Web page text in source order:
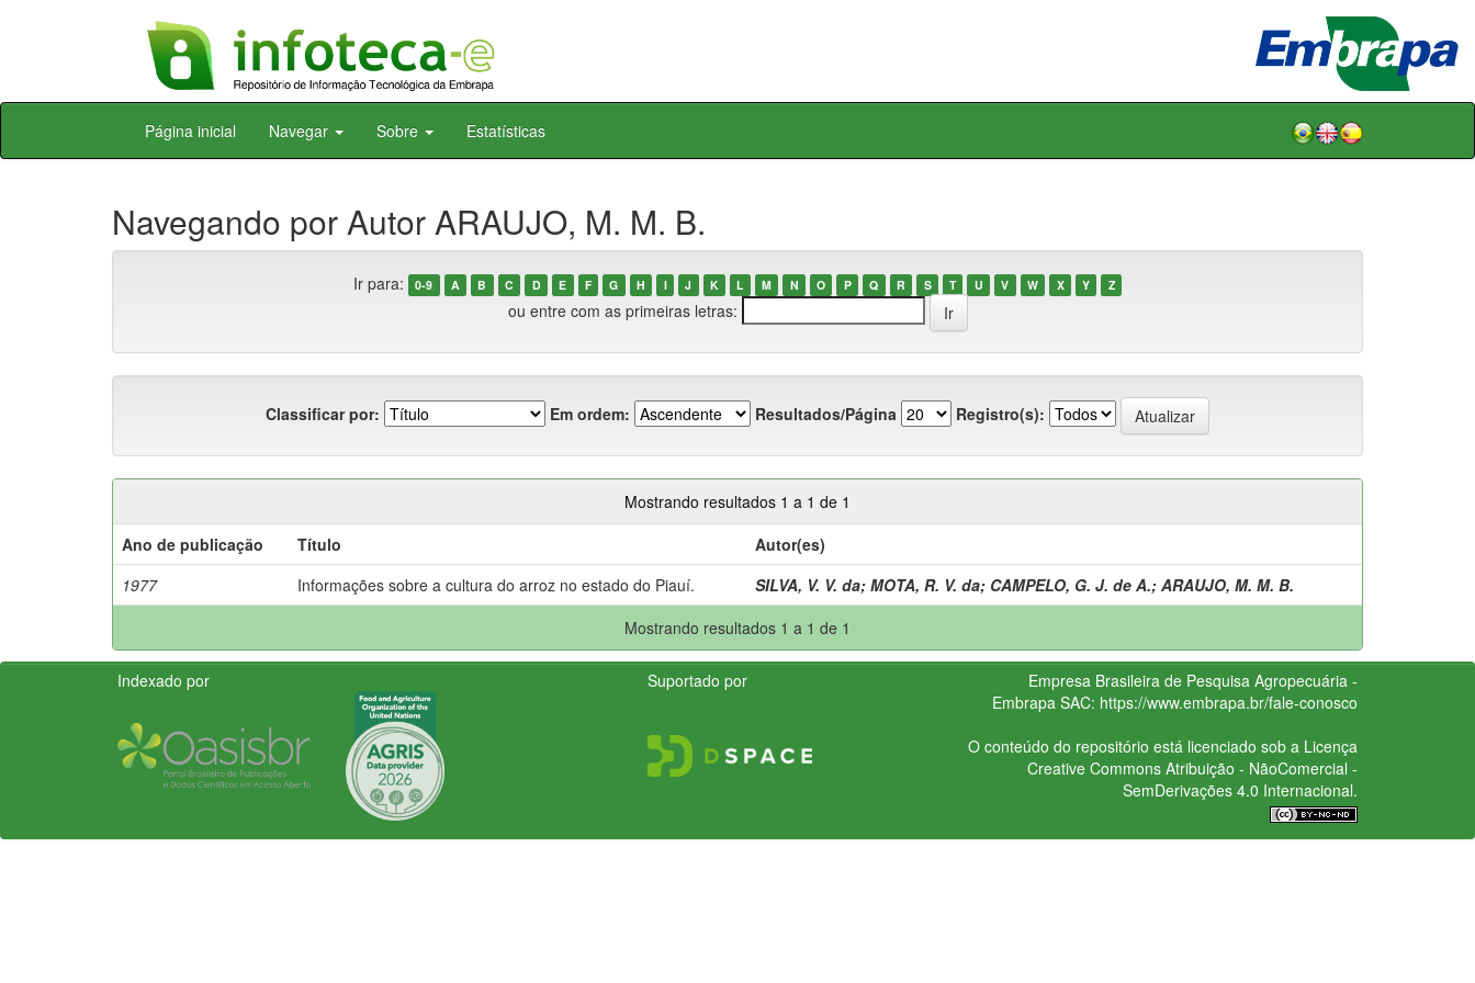
Skip
Página inicial Navegar Sobre Estatísticas
Navegando por Autor ARAUJO, M. M. B.
Ir para: 0-9 A B C D E F G H I J K L M N O P Q R S T U V W X Y Z
ou entre com as primeiras letras:
Classificar por: Em ordem: Resultados/Página Registro(s):
Mostrando resultados 1 a 1 de 1
Ano de publicação
Título
Autor(es)
1977
Informações sobre a cultura do arroz no estado do Piauí. SILVA, V. V. da; MOTA, R. V. da; CAMPELO, G. J. de A.; ARAUJO, M. M. B.
Mostrando resultados 1 a 1 de 1
Indexado por Suportado por
Empresa Brasileira de Pesquisa Agropecuária -
Embrapa SAC: https://www.embrapa.br/fale-conosco
O conteúdo do repositório está licenciado sob a Licença
Creative CommonsAtribuição - NãoComercial -
SemDerivações 4.0 Internacional.